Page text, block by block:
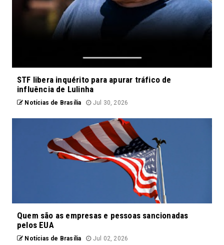
STF libera inquérito para apurar tráfico de
influência de Lulinha
Notícias de Brasília Jul 30, 2026
Quem são as empresas e pessoas sancionadas
pelos EUA
Notícias de Brasília Jul 02, 2026